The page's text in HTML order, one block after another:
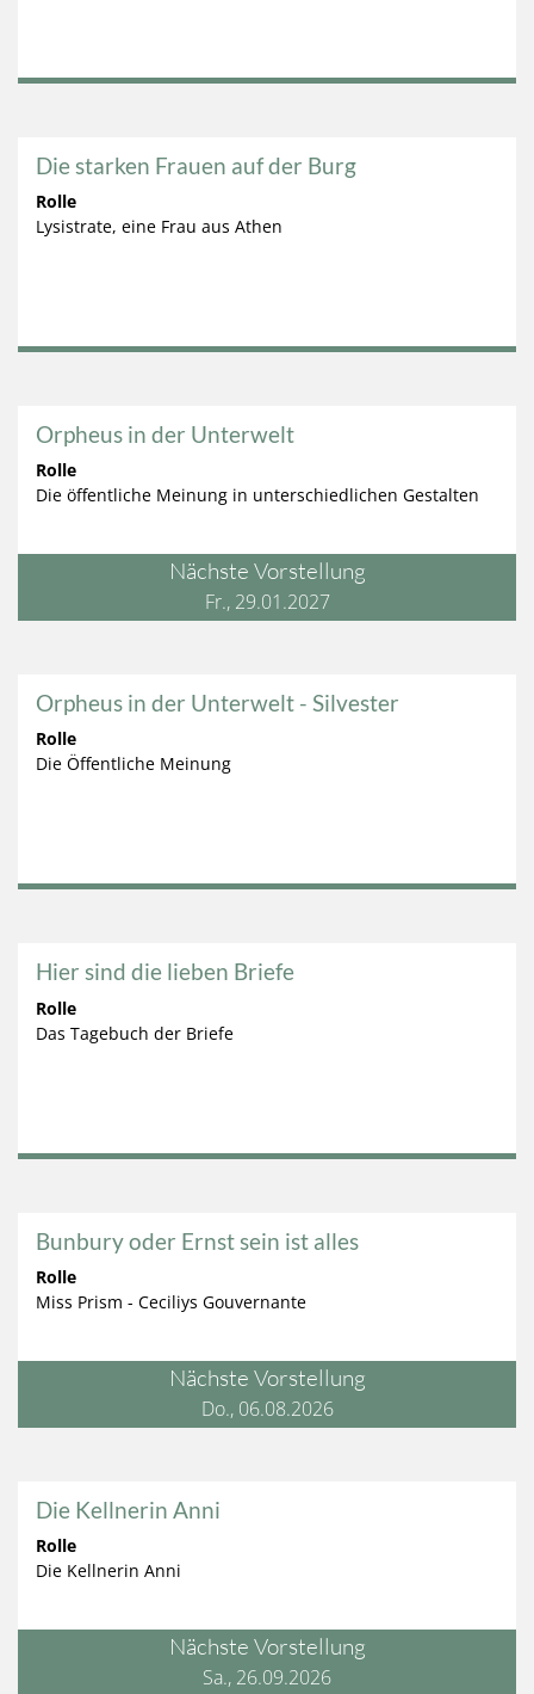
Die starken Frauen auf der Burg
Rolle
Lysistrate, eine Frau aus Athen
Orpheus in der Unterwelt
Rolle
Die öffentliche Meinung in unterschiedlichen Gestalten
Nächste Vorstellung
Fr., 29.01.2027
Orpheus in der Unterwelt - Silvester
Rolle
Die Öffentliche Meinung
Hier sind die lieben Briefe
Rolle
Das Tagebuch der Briefe
Bunbury oder Ernst sein ist alles
Rolle
Miss Prism - Ceciliys Gouvernante
Nächste Vorstellung
Do., 06.08.2026
Die Kellnerin Anni
Rolle
Die Kellnerin Anni
Nächste Vorstellung
Sa., 26.09.2026